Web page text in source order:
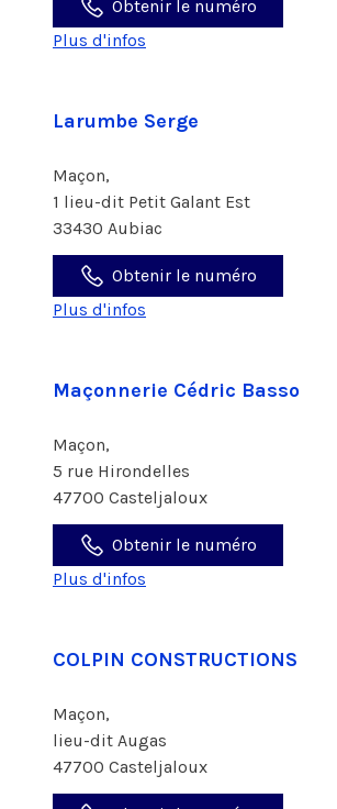
Obtenir le numéro
Plus d'infos
Larumbe Serge
Maçon,
1 lieu-dit Petit Galant Est
33430 Aubiac
Obtenir le numéro
Plus d'infos
Maçonnerie Cédric Basso
Maçon,
5 rue Hirondelles
47700 Casteljaloux
Obtenir le numéro
Plus d'infos
COLPIN CONSTRUCTIONS
Maçon,
lieu-dit Augas
47700 Casteljaloux